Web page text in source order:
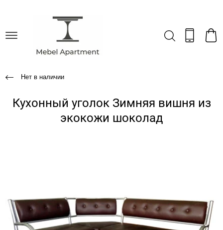
Нет в наличии
Кухонный уголок Зимняя вишня из
экокожи шоколад